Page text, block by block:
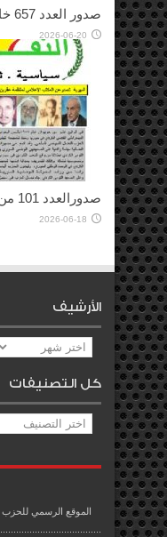
صدور العدد 657 خاص بميلاد الحزب
2026-06-20
صدورالعدد 101 من جريدة التقدمي
2026-06-18
الأرشيف
الأرشيف
كل التصنيفات
كل
التصنيفات
الموقع الرسمي